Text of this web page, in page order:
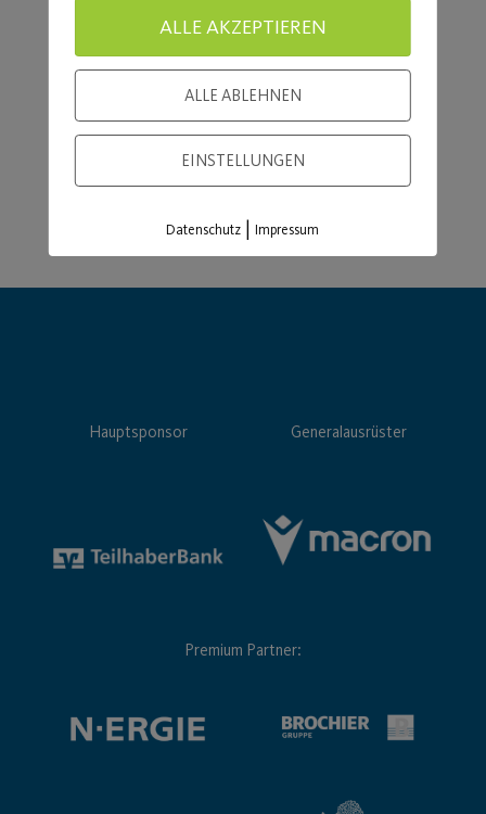
Hauptsponsor Generalausrüster
Premium Partner:
ALLE AKZEPTIEREN
ALLE ABLEHNEN
EINSTELLUNGEN
Datenschutz |Impressum